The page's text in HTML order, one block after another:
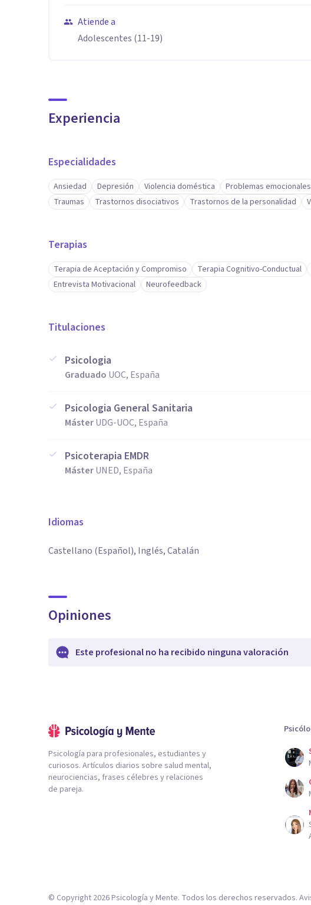
Atiende a
Adolescentes (11-19)
Experiencia
Especialidades
Ansiedad Depresión Violencia doméstica Problemas emocionales
Traumas
Trastornos disociativos Trastornos de la personalidad
Terapias
Terapia de Aceptación y Compromiso Terapia Cognitivo-Conductual
Entrevista Motivacional
Neurofeedback
Titulaciones
Psicologia
Graduado UOC, España
Psicologia General Sanitaria
MásterUDG-UOC, España
Psicoterapia EMDR
MásterUNED, España
Idiomas
Castellano (Español), Inglés, Catalán
Opiniones
Este profesional no ha recibido ninguna valoración
Psicología para profesionales, estudiantes y
curiosos. Artículos diarios sobre salud mental,
neurociencias, frases célebres y relaciones
de pareja.
© Copyright 2026Psicología y Mente. Todos los derechos reservados.